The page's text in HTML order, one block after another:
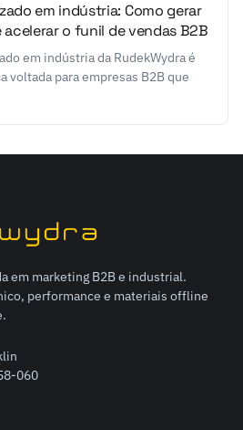
em indústria: Como gerar
o funil de vendas B2B
em indústria da RudekWydra é
voltada para empresas B2B que
em marketing B2B e industrial.
performance e materiais offline
060